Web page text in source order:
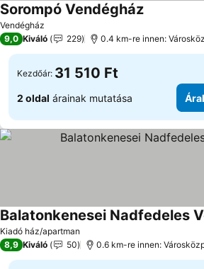
Vendégház
Sorompó VendégházÁrak
9,0 Kiváló 229 0.4 km-re innen:
Kezdőár: 31 510 Ft
2 oldal árainak mutatása
Kiadó ház/apartman
Balatonkenesei Nadfedeles
8,9 Kiváló 50 0.6 km-re innen: